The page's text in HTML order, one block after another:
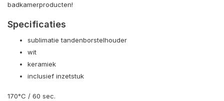
badkamerproducten!
Specificaties
sublimatie tandenborstelhouder
wit
keramiek
inclusief inzetstuk
170°C / 60 sec.